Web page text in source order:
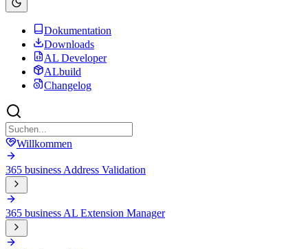
Dokumentation
Downloads
AL Developer
ALbuild
Changelog
Willkommen
365 business Address Validation
365 business AL Extension Manager